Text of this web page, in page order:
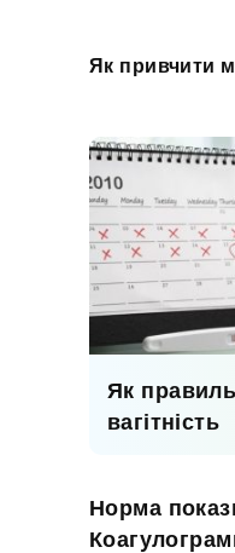
Як привчити
Як
вагітність
Норма